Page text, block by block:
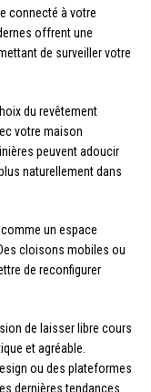
connecté à votre
offrent une
de surveiller votre
du revêtement
votre maison
peuvent adoucir
naturellement dans
un espace
Des cloisons mobiles ou
de reconfigurer
de laisser libre cours
et agréable.
ou des plateformes
dernières tendances